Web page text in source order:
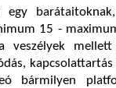
egy
15 -
veszélyek mellett
bármilyen